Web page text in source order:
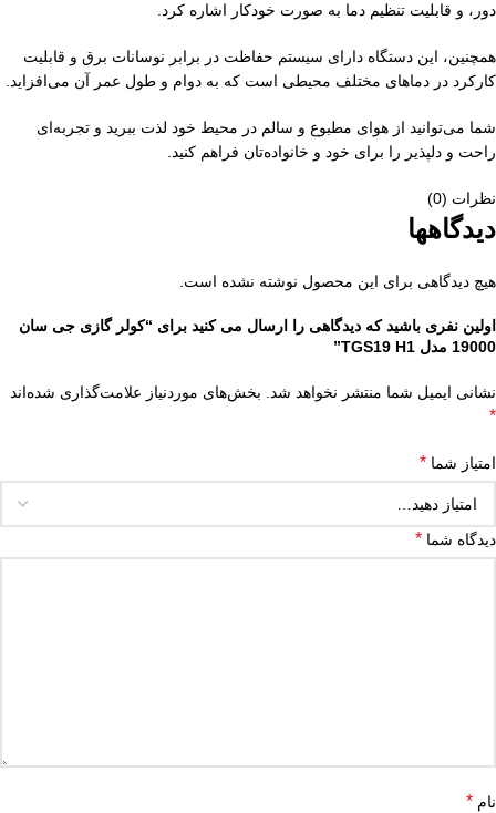
دور، و قابلیت تنظیم دما به صورت خودکار اشاره کرد.
همچنین، این دستگاه دارای سیستم حفاظت در برابر نوسانات برق و قابلیت
کارکرد در دماهای مختلف محیطی است که به دوام و طول عمر آن می‌افزاید.
شما می‌توانید از هوای مطبوع و سالم در محیط خود لذت ببرید و تجربه‌ای
راحت و دلپذیر را برای خود و خانواده‌تان فراهم کنید.
نظرات (0)
دیدگاهها
هیچ دیدگاهی برای این محصول نوشته نشده است.
اولین نفری باشید که دیدگاهی را ارسال می کنید برای “کولر گازی جی سان
19000 مدل TGS19 H1”
نشانی ایمیل شما منتشر نخواهد شد. بخش‌های موردنیاز علامت‌گذاری شده‌اند
*
امتیاز شما *
دیدگاه شما *
نام *